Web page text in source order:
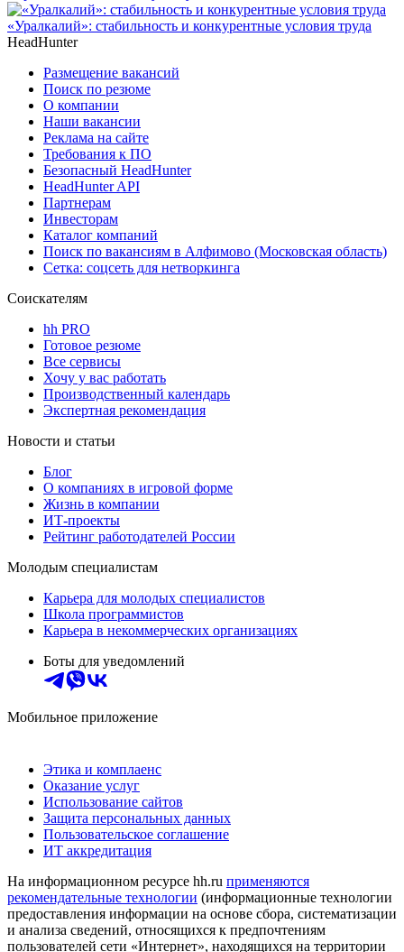
«Уралкалий»: стабильность и конкурентные условия труда
HeadHunter
Размещение вакансий
Поиск по резюме
О компании
Наши вакансии
Реклама на сайте
Требования к ПО
Безопасный HeadHunter
HeadHunter API
Партнерам
Инвесторам
Каталог компаний
Поиск по вакансиям в Алфимово (Московская область)
Сетка: соцсеть для нетворкинга
Соискателям
hh PRO
Готовое резюме
Все сервисы
Хочу у вас работать
Производственный календарь
Экспертная рекомендация
Новости и статьи
Блог
О компаниях в игровой форме
Жизнь в компании
ИТ-проекты
Рейтинг работодателей России
Молодым специалистам
Карьера для молодых специалистов
Школа программистов
Карьера в некоммерческих организациях
Боты для уведомлений
Мобильное приложение
Этика и комплаенс
Оказание услуг
Использование сайтов
Защита персональных данных
Пользовательское соглашение
ИТ аккредитация
На информационном ресурсе hh.ru применяются
рекомендательные технологии (информационные технологии
предоставления информации на основе сбора, систематизации
и анализа сведений, относящихся к предпочтениям
пользователей сети «Интернет», находящихся на территории